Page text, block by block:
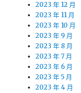
2023 年 12 月
2023 年 11 月
2023 年 10 月
2023 年 9 月
2023 年 8 月
2023 年 7 月
2023 年 6 月
2023 年 5 月
2023 年 4 月